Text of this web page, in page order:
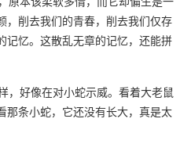
，削去我们的青春，削去我们仅存
记忆。这散乱无章的记忆，还能拼
，好像在对小蛇示威。看着大老鼠
那条小蛇，它还没有长大，真是太